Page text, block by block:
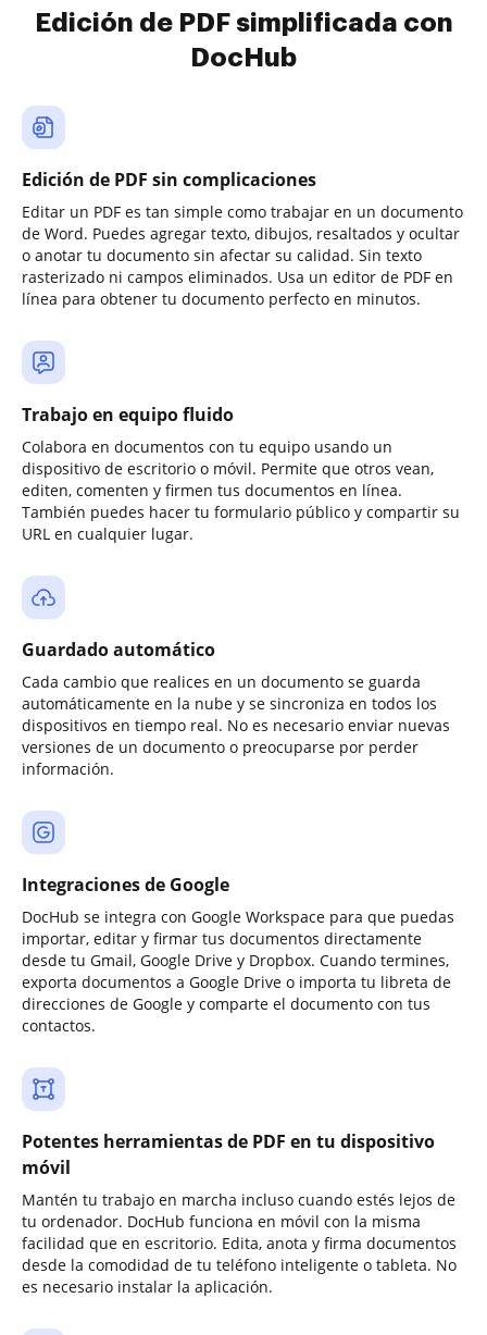
Edición de PDF simplificada con
DocHub
Edición de PDF sin complicaciones
Editar un PDF es tan simple como trabajar en un documento
de Word. Puedes agregar texto, dibujos, resaltados y ocultar
o anotar tu documento sin afectar su calidad. Sin texto
rasterizado ni campos eliminados. Usa un editor de PDF en
línea para obtener tu documento perfecto en minutos.
Trabajo en equipo fluido
Colabora en documentos con tu equipo usando un
dispositivo de escritorio o móvil. Permite que otros vean,
editen, comenten y firmen tus documentos en línea.
También puedes hacer tu formulario público y compartir su
URL en cualquier lugar.
Guardado automático
Cada cambio que realices en un documento se guarda
automáticamente en la nube y se sincroniza en todos los
dispositivos en tiempo real. No es necesario enviar nuevas
versiones de un documento o preocuparse por perder
información.
Integraciones de Google
DocHub se integra con Google Workspace para que puedas
importar, editar y firmar tus documentos directamente
desde tu Gmail, Google Drive y Dropbox. Cuando termines,
exporta documentos a Google Drive o importa tu libreta de
direcciones de Google y comparte el documento con tus
contactos.
Potentes herramientas de PDF en tu dispositivo
móvil
Mantén tu trabajo en marcha incluso cuando estés lejos de
tu ordenador. DocHub funciona en móvil con la misma
facilidad que en escritorio. Edita, anota y firma documentos
desde la comodidad de tu teléfono inteligente o tableta. No
es necesario instalar la aplicación.